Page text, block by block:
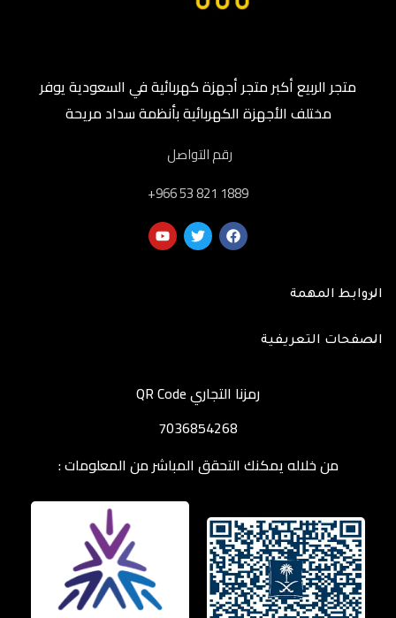
متجر الربيع أكبر متجر أجهزة كهربائية في السعودية يوفر
مختلف الأجهزة الكهربائية بأنظمة سداد مريحة
رقم التواصل
‎+966 53 821 1889
الروابط المهمة
الصفحات التعريفية
رمزنا التجاري QR Code
7036854268
من خلاله يمكنك التحقق المباشر من المعلومات :